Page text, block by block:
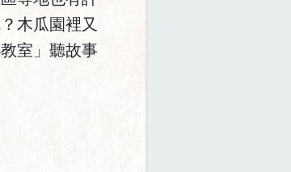
木瓜園裡又
室」聽故事